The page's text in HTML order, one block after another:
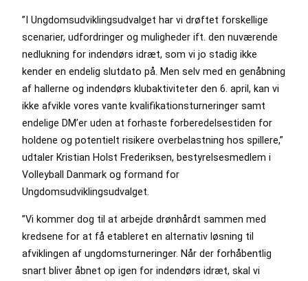
”I Ungdomsudviklingsudvalget har vi drøftet forskellige
scenarier, udfordringer og muligheder ift. den nuværende
nedlukning for indendørs idræt, som vi jo stadig ikke
kender en endelig slutdato på. Men selv med en genåbning
af hallerne og indendørs klubaktiviteter den 6. april, kan vi
ikke afvikle vores vante kvalifikationsturneringer samt
endelige DM’er uden at forhaste forberedelsestiden for
holdene og potentielt risikere overbelastning hos spillere,”
udtaler Kristian Holst Frederiksen, bestyrelsesmedlem i
Volleyball Danmark og formand for
Ungdomsudviklingsudvalget.
”Vi kommer dog til at arbejde drønhårdt sammen med
kredsene for at få etableret en alternativ løsning til
afviklingen af ungdomsturneringer. Når der forhåbentlig
snart bliver åbnet op igen for indendørs idræt, skal vi